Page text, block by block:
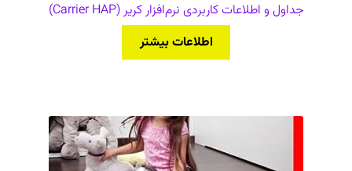
جداول و اطلاعات کاربردی نرم‌افزار کریر (Carrier HAP)
اطلاعات بیشتر